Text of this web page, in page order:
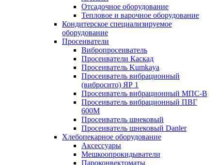
Отсадочное оборудование
Тепловое и варочное оборудование
Кондитерское специализируемое
оборудование
Просеиватели
Вибропросеиватель
Просеиватели Каскад
Просеиватель Kumkaya
Просеиватель вибрационный
(вибросито) ЯР 1
Просеиватель вибрационный МПС-В
Просеиватель вибрационный ПВГ
600М
Просеиватель шнековый
Просеиватель шнековый Danler
Хлебопекарное оборудование
Аксессуары
Мешкоопрокидыватели
Пароконвектоматы